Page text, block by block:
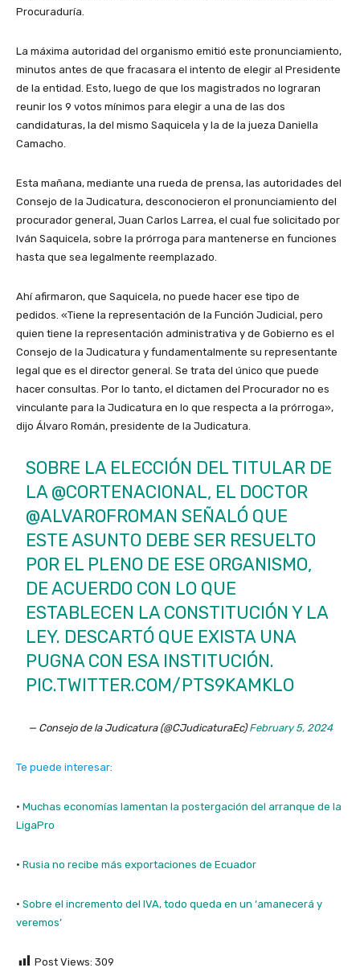
Procuraduría.
La máxima autoridad del organismo emitió este pronunciamiento,
minutos antes de que fracasara el intento de elegir al Presidente
de la entidad. Esto, luego de que los magistrados no lograran
reunir los 9 votos mínimos para elegir a una de las dos
candidaturas, la del mismo Saquicela y la de la jueza Daniella
Camacho.
Esta mañana, mediante una rueda de prensa, las autoridades del
Consejo de la Judicatura, desconocieron el pronunciamiento del
procurador general, Juan Carlos Larrea, el cual fue solicitado por
Iván Saquicela, sobre la prórroga para mantenerse en funciones
hasta que sea legalmente reemplazado.
Ahí afirmaron, que Saquicela, no puede hacer ese tipo de
pedidos. «Tiene la representación de la Función Judicial, pero
quien tiene la representación administrativa y de Gobierno es el
Consejo de la Judicatura y fundamentalmente su representante
legal que es el director general. Se trata del único que puede
hacer consultas. Por lo tanto, el dictamen del Procurador no es
vinculante para la Judicatura en lo que respecta a la prórroga»,
dijo Álvaro Román, presidente de la Judicatura.
SOBRE LA ELECCIÓN DEL TITULAR DE
LA@CORTENACIONAL, EL DOCTOR
@ALVAROFROMAN SEÑALÓ QUE
ESTE ASUNTO DEBE SER RESUELTO
POR EL PLENO DE ESE ORGANISMO,
DE ACUERDO CON LO QUE
ESTABLECEN LA CONSTITUCIÓN Y LA
LEY. DESCARTÓ QUE EXISTA UNA
PUGNA CON ESA INSTITUCIÓN.
PIC.TWITTER.COM/PTS9KAMKLO
— Consejo de la Judicatura (@CJudicaturaEc)February 5, 2024
Te puede interesar:
· Muchas economías lamentan la postergación del arranque de la
LigaPro
· Rusia no recibe más exportaciones de Ecuador
· Sobre el incremento del IVA, todo queda en un ‘amanecerá y
veremos’
Post Views: 309